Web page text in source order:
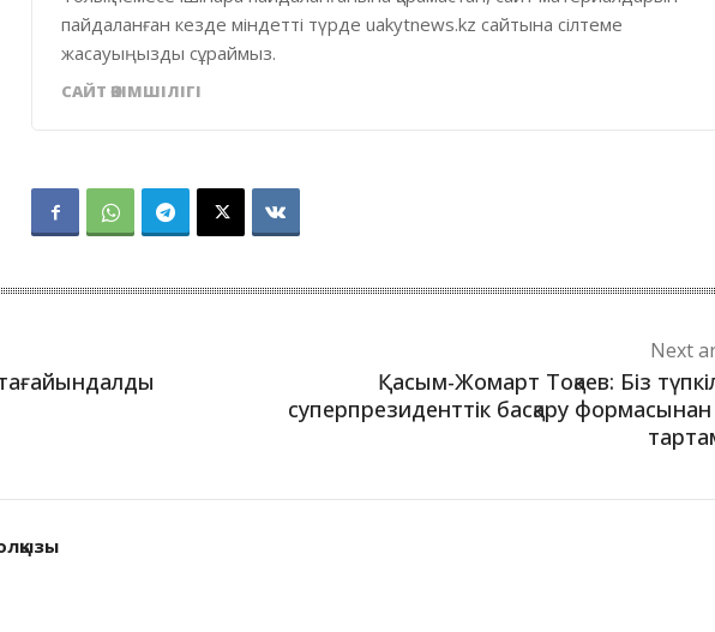
пайдаланған кезде міндетті түрде uakytnews.kz сайтына сілтеме
жасауыңызды сұраймыз.
САЙТ ӘКІМШІЛІГІ
Next
Қасым-Жомарт Тоқаев: Біз
суперпрезиденттік басқару